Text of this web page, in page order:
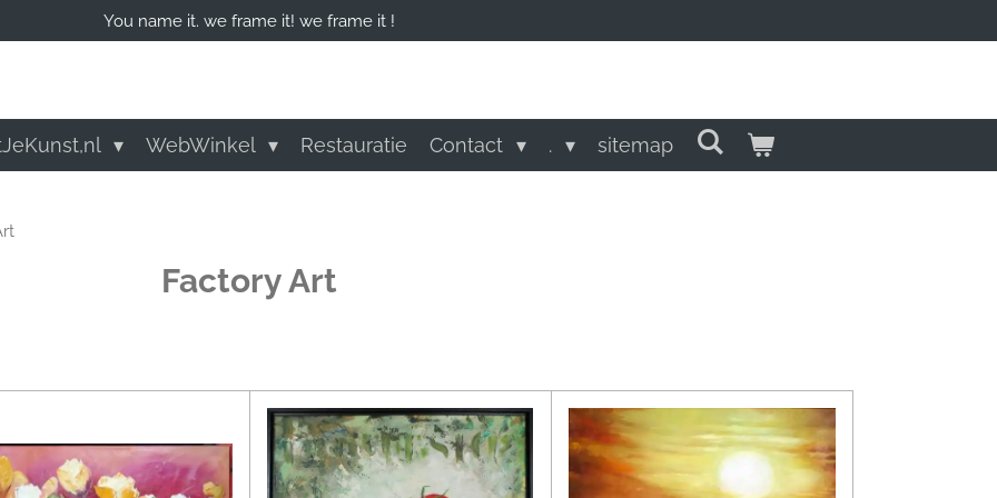
You name it. we frame it! we frame it !
WebWinkel Restauratie Contact . sitemap
Factory Art